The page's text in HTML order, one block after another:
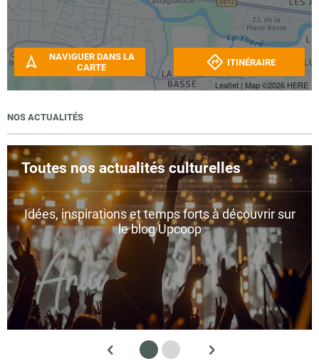
Leaflet | Map ©2026 HERE
NAVIGUER DANS LA
CARTE
ITINÉRAIRE
NOS ACTUALITÉS
Toutes nos actualités culturelles
Idées, inspirations et temps forts à découvrir sur
le blog Upcoop